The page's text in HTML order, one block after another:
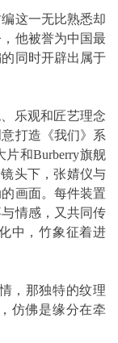
这一无比熟悉却
他被誉为中国最
同时开辟出属于
乐观和匠艺理念
打造《我们》系
和Burberry旗舰
头下，张婧仪与
画面。每件装置
情感，又共同传
中，竹象征着进
，那独特的纹理
仿佛是缘分在牵